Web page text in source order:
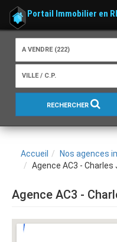
Portail Immobilier en
A VENDRE (222)
VILLE / C.P.
RECHERCHER
Accueil
Nos agences
Agence AC3 - Charles
Agence AC3 -